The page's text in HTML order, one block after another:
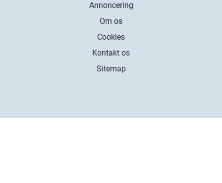
Annoncering
Om os
Cookies
Kontakt os
Sitemap